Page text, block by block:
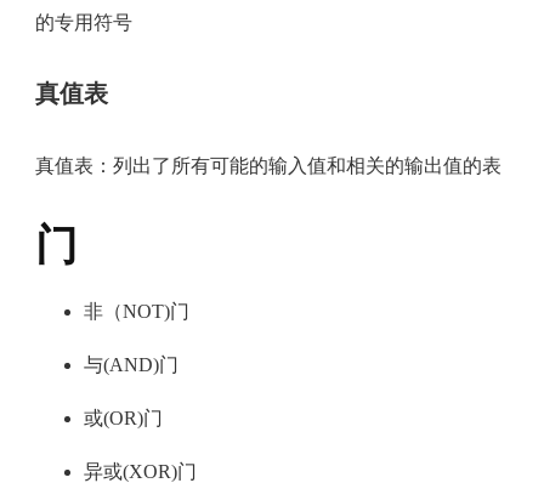
的专用符号
真值表
真值表：列出了所有可能的输入值和相关的输出值的表
门
非（NOT)门
与(AND)门
或(OR)门
异或(XOR)门